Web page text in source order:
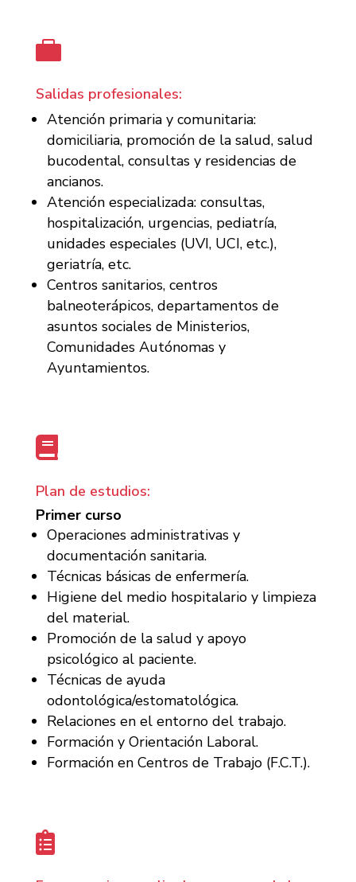

Salidas profesionales:
Atención primaria y comunitaria:
domiciliaria, promoción de la salud, salud
bucodental, consultas y residencias de
ancianos.
Atención especializada: consultas,
hospitalización, urgencias, pediatría,
unidades especiales (UVI, UCI, etc.),
geriatría, etc.
Centros sanitarios, centros
balneoterápicos, departamentos de
asuntos sociales de Ministerios,
Comunidades Autónomas y
Ayuntamientos.

Plan de estudios:
Primer curso
Operaciones administrativas y
documentación sanitaria.
Técnicas básicas de enfermería.
Higiene del medio hospitalario y limpieza
del material.
Promoción de la salud y apoyo
psicológico al paciente.
Técnicas de ayuda
odontológica/estomatológica.
Relaciones en el entorno del trabajo.
Formación y Orientación Laboral.
Formación en Centros de Trabajo (F.C.T.).
